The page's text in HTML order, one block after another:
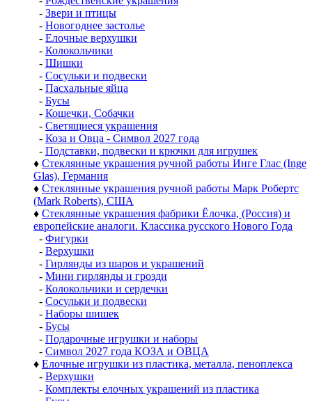
- Звери и птицы
- Новогоднее застолье
- Елочные верхушки
- Колокольчики
- Шишки
- Сосульки и подвески
- Пасхальные яйца
- Бусы
- Кошечки, Собачки
- Светящиеся украшения
- Коза и Овца - Символ 2027 года
- Подставки, подвески и крючки для игрушек
♦ Стеклянные украшения ручной работы Инге Глас (Inge
Glas), Германия
♦ Стеклянные украшения ручной работы Марк Робертс
(Mark Roberts), США
♦ Стеклянные украшения фабрики Ёлочка, (Россия) и
европейские аналоги. Классика русского Нового Года
- Фигурки
- Верхушки
- Гирлянды из шаров и украшений
- Мини гирлянды и грозди
- Колокольчики и сердечки
- Сосульки и подвески
- Наборы шишек
- Бусы
- Подарочные игрушки и наборы
- Символ 2027 года КОЗА и ОВЦА
♦ Елочные игрушки из пластика, металла, пеноплекса
- Верхушки
- Комплекты елочных украшений из пластика